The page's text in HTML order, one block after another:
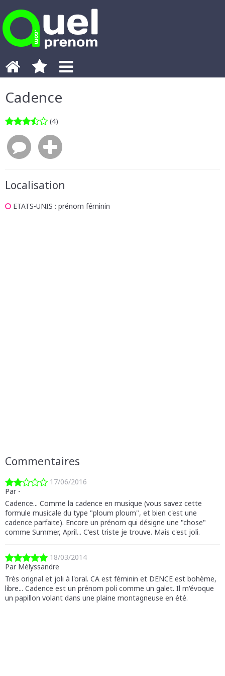
Cadence
(4)
Localisation
ETATS-UNIS : prénom féminin
Commentaires
17/06/2016
Par -
Cadence... Comme la cadence en musique (vous savez cette
formule musicale du type "ploum ploum", et bien c'est une
cadence parfaite). Encore un prénom qui désigne une "chose"
comme Summer, April... C'est triste je trouve. Mais c'est joli.
18/03/2014
Par Mélyssandre
Très orignal et joli à l'oral. CA est féminin et DENCE est bohème,
libre... Cadence est un prénom poli comme un galet. Il m'évoque
un papillon volant dans une plaine montagneuse en été.